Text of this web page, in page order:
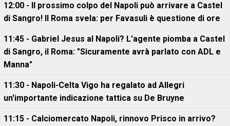
12:00 - Il prossimo colpo del Napoli può arrivare a Castel
di Sangro! Il Roma svela: per Favasuli è questione di ore
11:45 - Gabriel Jesus al Napoli? L'agente piomba a Castel
di Sangro, il Roma: "Sicuramente avrà parlato con ADL e
Manna"
11:30 - Napoli-Celta Vigo ha regalato ad Allegri
un'importante indicazione tattica su De Bruyne
11:15 - Calciomercato Napoli, rinnovo Prisco in arrivo?